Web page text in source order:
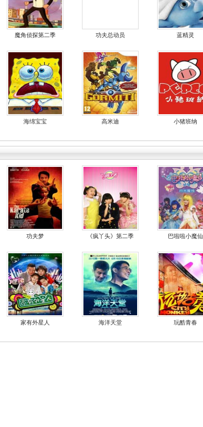
魔角侦探第二季 功夫总动员 蓝精灵
海绵宝宝 高米迪 小猪班纳
功夫梦 《疯丫头》第二季 巴啦啦小魔仙
家有外星人 海洋天堂 玩酷青春